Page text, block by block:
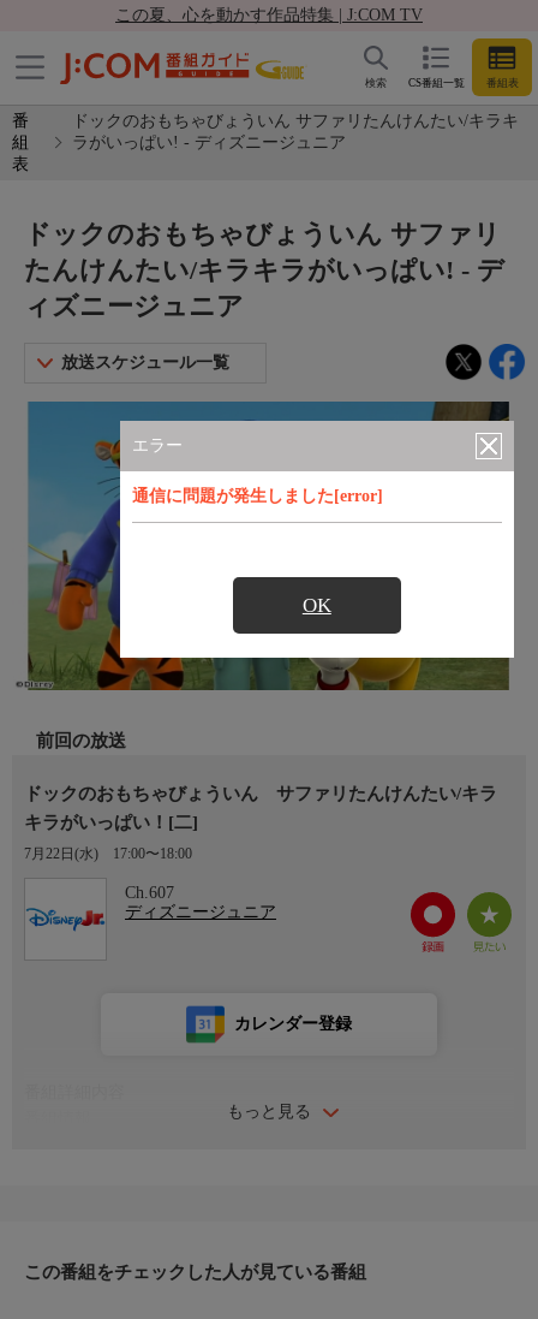
この夏、心を動かす作品特集 | J:COM TV
CS番組一覧 番組表
検索
番
組
表
ドックのおもちゃびょういん サファリたんけんたい/キラキ
ラがいっぱい! - ディズニージュニア
エラー
通信に問題が発生しました[error]
OK
ドックのおもちゃびょういん サファリ
たんけんたい/キラキラがいっぱい! - デ
ィズニージュニア
放送スケジュール一覧
前回の放送
ドックのおもちゃびょういん サファリたんけんたい/キラ
キラがいっぱい！[二]
7月22日(水) 17:00〜18:00
Ch.607
ディズニージュニア
もっと見る
カレンダー登録
も宝石だらけで、持ち主は宝石が大好きで見た目が大事というキ
この番組をチェックした人が見ている番組